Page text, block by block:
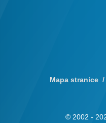
Mapa stranice
© 2002 -